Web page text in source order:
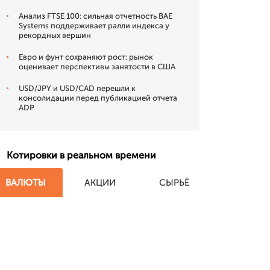
Анализ FTSE 100: сильная отчетность BAE
Systems поддерживает ралли индекса у
рекордных вершин
Евро и фунт сохраняют рост: рынок
оценивает перспективы занятости в США
USD/JPY и USD/CAD перешли к
консолидации перед публикацией отчета
ADP
Котировки в реальном времени
ВАЛЮТЫ АКЦИИ СЫРЬЁ